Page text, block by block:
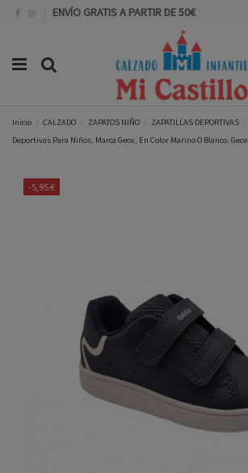
ENVÍO GRATIS A PARTIR DE 50€
Inicio CALZADO ZAPATOS NIÑO ZAPATILLAS DEPORTIVAS
Deportivas Para Niños, Marca Geox, En Color Marino O Blanco. Geox
-5,95 €